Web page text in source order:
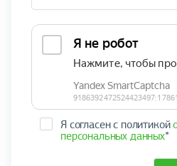
Я согласен с политикой
персональных данных*